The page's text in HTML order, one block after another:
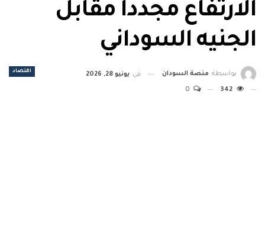
الارتفاع مجددا مقابل
الجنيه السوداني
اقتصاد بواسطة منصة السودان في يونيو 28, 2026
342